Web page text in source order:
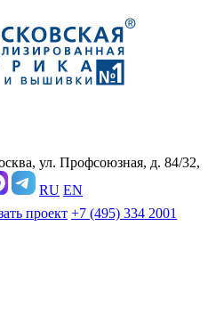
ул. Профсоюзная, д. 84/32,
RU EN
проект +7 (495) 334 2001